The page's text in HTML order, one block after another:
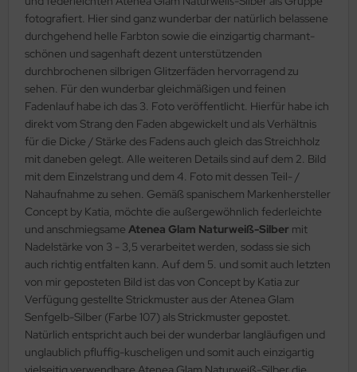
fotografiert. Hier sind ganz wunderbar der natürlich belassene
durchgehend helle Farbton sowie die einzigartig charmant-
schönen und sagenhaft dezent unterstützenden
durchbrochenen silbrigen Glitzerfäden hervorragend zu
sehen. Für den wunderbar gleichmäßigen und feinen
Fadenlauf habe ich das 3. Foto veröffentlicht. Hierfür habe ich
direkt vom Strang den Faden abgewickelt und als Verhältnis
für die Dicke / Stärke des Fadens auch gleich das Streichholz
mit daneben gelegt. Alle weiteren Details sind auf dem 2. Bild
mit dem Einzelstrang und dem 4. Foto mit dessen Teil- /
Nahaufnahme zu sehen. Gemäß spanischem Markenhersteller
Concept by Katia, möchte die außergewöhnlich federleichte
und anschmiegsame Atenea Glam Naturweiß-Silber mit
Nadelstärke von 3 - 3,5 verarbeitet werden, sodass sie sich
auch richtig entfalten kann. Auf dem 5. und somit auch letzten
von mir geposteten Bild ist das von Concept by Katia zur
Verfügung gestellte Strickmuster aus der Atenea Glam
Senfgelb-Silber (Farbe 107) als Strickmuster gepostet.
Natürlich entspricht auch bei der wunderbar langläufigen und
unglaublich pfluffig-kuscheligen und somit auch einzigartig